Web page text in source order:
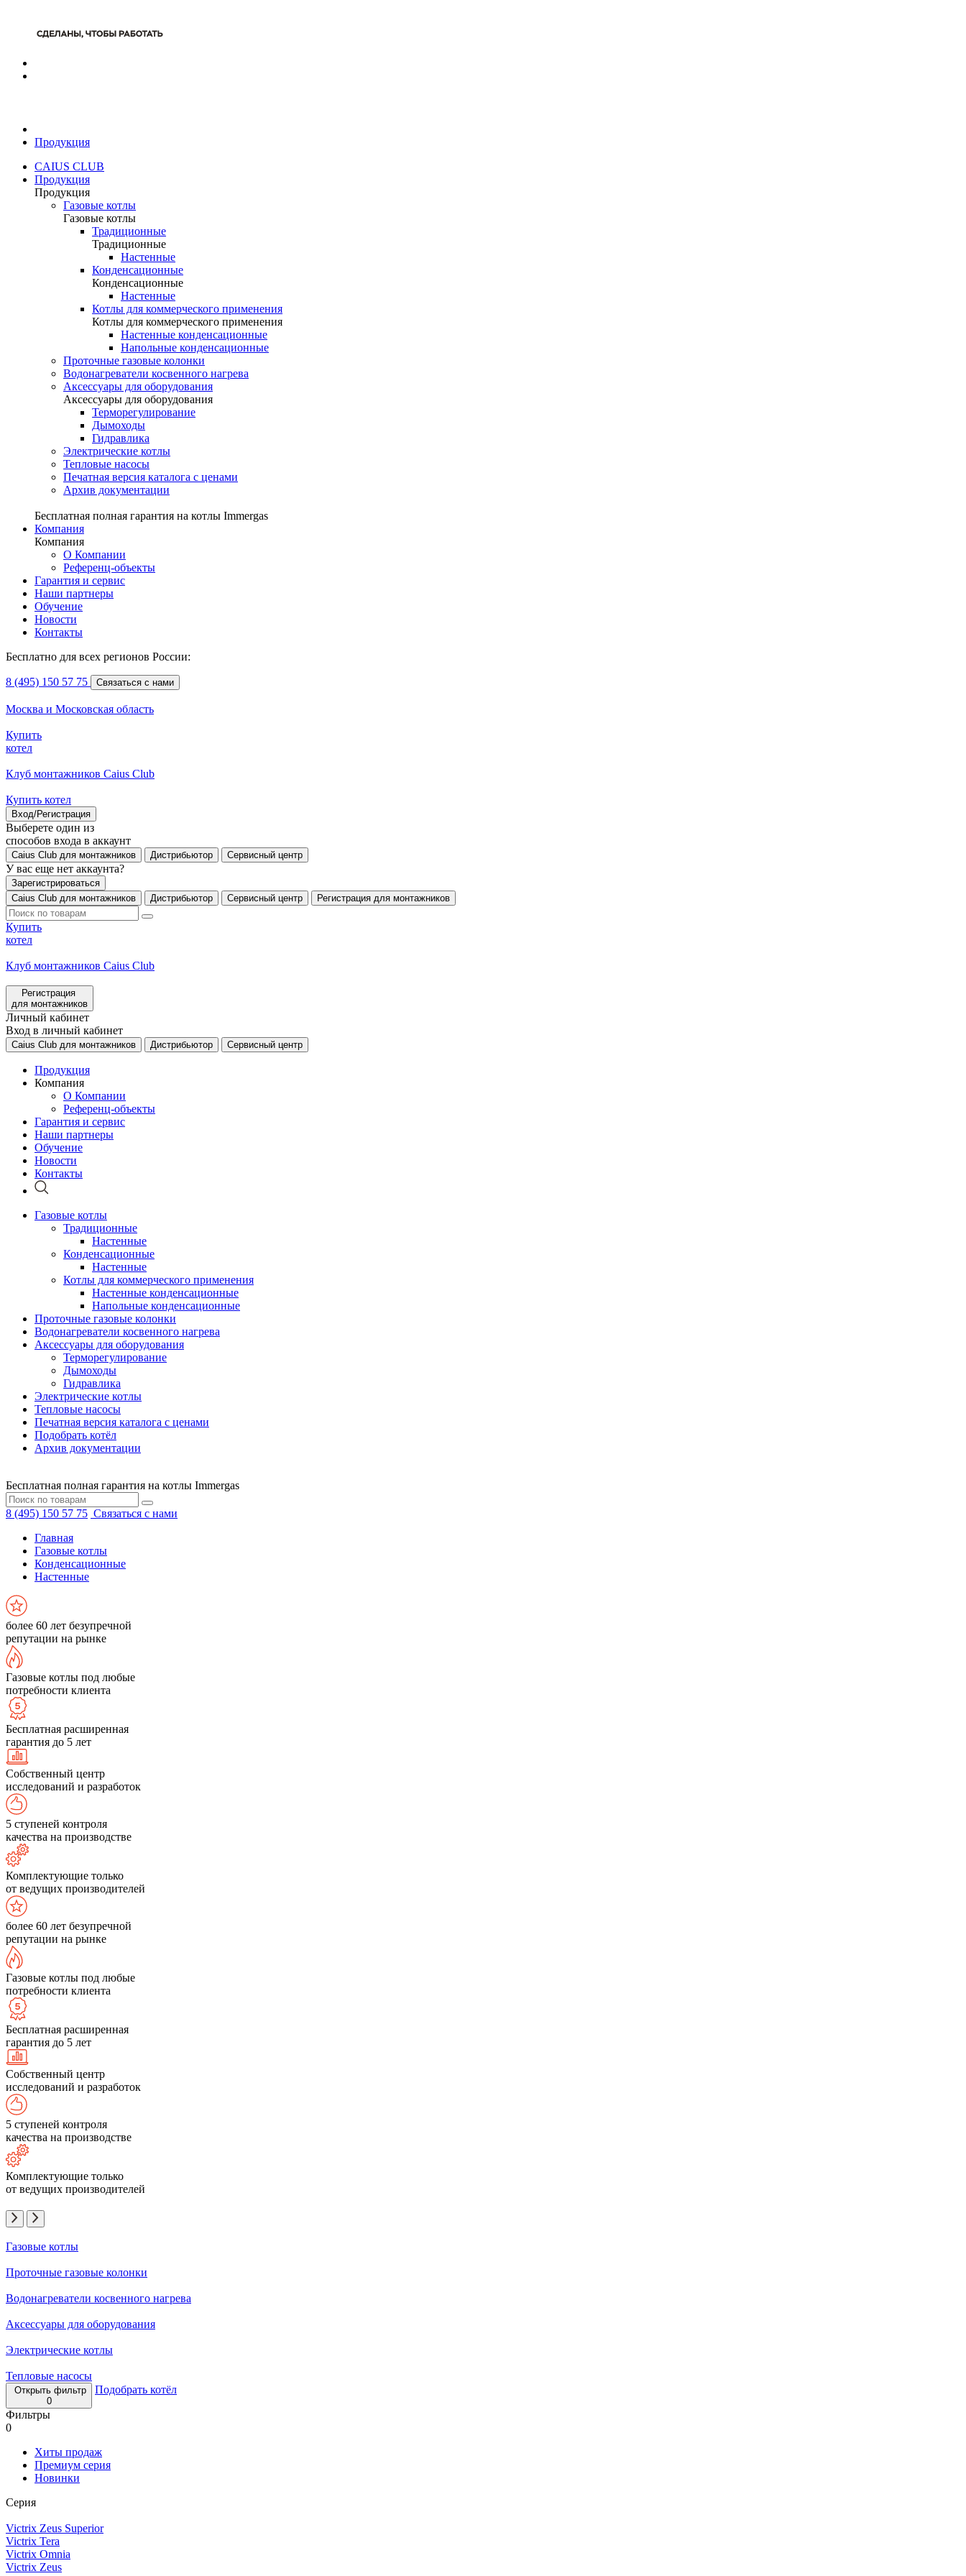
Продукция
CAIUS CLUB
Продукция
Продукция
Газовые котлы
Газовые котлы
Традиционные
Традиционные
Настенные
Конденсационные
Конденсационные
Настенные
Котлы для коммерческого применения
Котлы для коммерческого применения
Настенные конденсационные
Напольные конденсационные
Проточные газовые колонки
Водонагреватели косвенного нагрева
Аксессуары для оборудования
Аксессуары для оборудования
Терморегулирование
Дымоходы
Гидравлика
Электрические котлы
Тепловые насосы
Печатная версия каталога с ценами
Архив документации
Бесплатная полная гарантия на котлы Immergas
Компания
Компания
О Компании
Референц-объекты
Гарантия и сервис
Наши партнеры
Обучение
Новости
Контакты
Бесплатно для всех регионов России:
8 (495) 150 57 75 Связаться с нами
Москва и Московская область
Купить
котел
Клуб монтажников Caius Club
Купить котел
Вход/Регистрация
Выберете один из
способов входа в аккаунт
Caius Club для монтажников Дистрибьютор Сервисный центр
У вас еще нет аккаунта?
Зарегистрироваться
Caius Club для монтажников
Дистрибьютор Сервисный центр Регистрация для монтажников
Купить
котел
Клуб монтажников Caius Club
Регистрация
для монтажников
Личный кабинет
Вход в личный кабинет
Caius Club для монтажников Дистрибьютор Сервисный центр
Продукция
Компания
О Компании
Референц-объекты
Гарантия и сервис
Наши партнеры
Обучение
Новости
Контакты
Газовые котлы
Традиционные
Настенные
Конденсационные
Настенные
Котлы для коммерческого применения
Настенные конденсационные
Напольные конденсационные
Проточные газовые колонки
Водонагреватели косвенного нагрева
Аксессуары для оборудования
Терморегулирование
Дымоходы
Гидравлика
Электрические котлы
Тепловые насосы
Печатная версия каталога с ценами
Подобрать котёл
Архив документации
Бесплатная полная гарантия на котлы Immergas
8 (495) 150 57 75 Связаться с нами
Главная
Газовые котлы
Конденсационные
Настенные
более 60 лет безупречной
репутации на рынке
Газовые котлы под любые
потребности клиента
Бесплатная расширенная
гарантия до 5 лет
Собственный центр
исследований и разработок
5 ступеней контроля
качества на производстве
Комплектующие только
от ведущих производителей
более 60 лет безупречной
репутации на рынке
Газовые котлы под любые
потребности клиента
Бесплатная расширенная
гарантия до 5 лет
Собственный центр
исследований и разработок
5 ступеней контроля
качества на производстве
Комплектующие только
от ведущих производителей
Газовые котлы
Проточные газовые колонки
Водонагреватели косвенного нагрева
Аксессуары для оборудования
Электрические котлы
Тепловые насосы
Открыть фильтр
0
Подобрать котёл
Фильтры
0
Хиты продаж
Премиум серия
Новинки
Серия
Victrix Zeus Superior
Victrix Tera
Victrix Omnia
Victrix Zeus